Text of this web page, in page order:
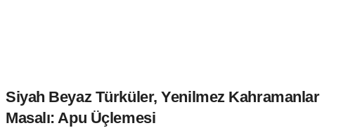
Siyah Beyaz Türküler, Yenilmez Kahramanlar
Masalı: Apu Üçlemesi